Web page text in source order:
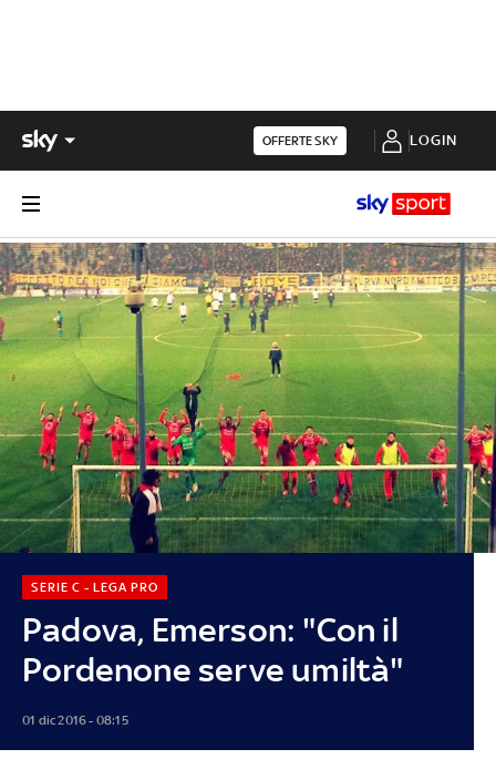
OFFERTE SKY LOGIN
Padova, Emerson: "Con il
Pordenone serve umiltà"
SERIE C - LEGA PRO
01 dic 2016 - 08:15